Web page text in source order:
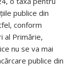
publice din
conform
al Primărie,
nu se va mai
publice din